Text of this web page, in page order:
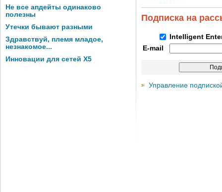
Не все апдейты одинаково
полезны
Утечки бывают разными
Здравствуй, племя младое,
незнакомое...
Инновации для сетей X5
Подписка на
Intelligent
E-mail
Управление